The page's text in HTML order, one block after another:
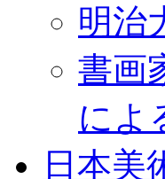
明治
書画
によ
日本美